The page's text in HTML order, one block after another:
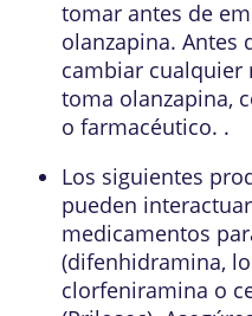
tomar antes de
olanzapina. Antes
cambiar cualquier
toma olanzapina,
o farmacéutico. .
Los siguientes
pueden
medicamentos
(difenhidramina,
clorfeniramina o